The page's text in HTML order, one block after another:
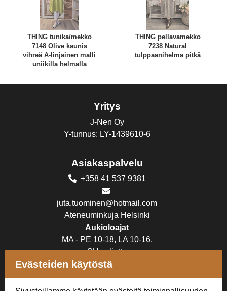
THING tunika/mekko
7148 Olive kaunis
vihreä A-linjainen malli
uniikilla helmalla
THING pellavamekko
7238 Natural
tulppaanihelma pitkä
Yritys
J-Nen Oy
Y-tunnus: LY-1439610-6
Asiakaspalvelu
+358 41 537 9381
juta.tuominen@hotmail.com
Ateneuminkuja Helsinki
Aukioloajat
MA - PE 10-18, LA 10-16,
SU suljettu
Verkkokauppa
Evästeiden käytöstä